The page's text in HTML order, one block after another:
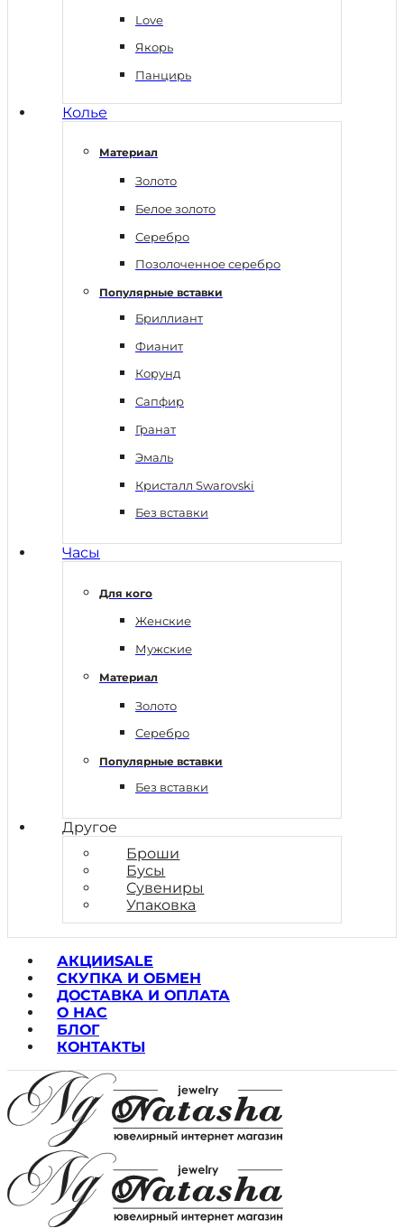
Love
Якорь
Панцирь
Колье
Материал
Золото
Белое золото
Серебро
Позолоченное серебро
Популярные вставки
Бриллиант
Фианит
Корунд
Сапфир
Гранат
Эмаль
Кристалл Swarovski
Без вставки
Часы
Для кого
Женские
Мужские
Материал
Золото
Серебро
Популярные вставки
Без вставки
Другое
Броши
Бусы
Сувениры
Упаковка
АКЦИИSALE
СКУПКА И ОБМЕН
ДОСТАВКА И ОПЛАТА
О НАС
БЛОГ
КОНТАКТЫ